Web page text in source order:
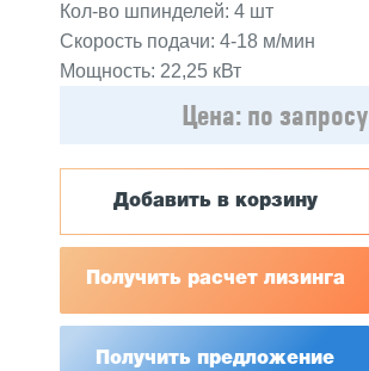
Кол-во шпинделей: 4 шт
Скорость подачи: 4-18 м/мин
Мощность: 22,25 кВт
Цена: по запросу
Добавить в корзину
Получить расчет лизинга
Получить предложение